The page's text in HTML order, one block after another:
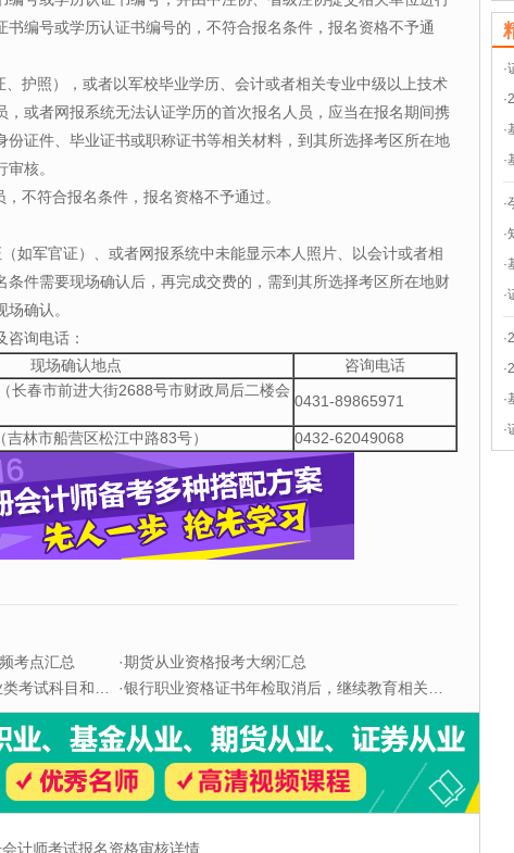
编号或学历认证书编号的，不符合报名条件，报名资格不予通
护照），或者以军校毕业学历、会计或者相关专业中级以上技术
，或者网报系统无法认证学历的首次报名人员，应当在报名期间携
份证件、毕业证书或职称证书等相关材料，到其所选择考区所在地
核。
不符合报名条件，报名资格不予通过。
（如军官证）、或者网报系统中未能显示本人照片、以会计或者相
条件需要现场确认后，再完成交费的，需到其所选择考区所在地财
确认。
询电话：
现场确认地点 咨询电话
长春市前进大街2688号市财政局后二楼会
0431-89865971
林市船营区松江中路83号） 0432-62049068
考点汇总 ·期货从业资格报考大纲汇总
试科目和题型 ·银行职业资格证书年检取消后，继续教育相关问题解答
计师考试报名资格审核详情
·
·
·
·
·
·
·
·
·
·
·
·